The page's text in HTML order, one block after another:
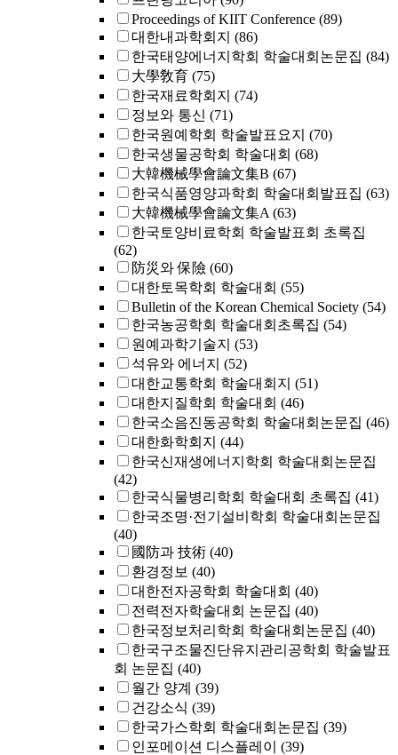
Proceedings of KIIT Conference (89)
대한내과학회지 (86)
한국태양에너지학회 학술대회논문집 (84)
大學敎育 (75)
한국재료학회지 (74)
정보와 통신 (71)
한국원예학회 학술발표요지 (70)
한국생물공학회 학술대회 (68)
大韓機械學會論文集B (67)
한국식품영양과학회 학술대회발표집 (63)
大韓機械學會論文集A (63)
한국토양비료학회 학술발표회 초록집
(62)
防災와 保險 (60)
대한토목학회 학술대회 (55)
Bulletin of the Korean Chemical Society (54)
한국농공학회 학술대회초록집 (54)
원예과학기술지 (53)
석유와 에너지 (52)
대한교통학회 학술대회지 (51)
대한지질학회 학술대회 (46)
한국소음진동공학회 학술대회논문집 (46)
대한화학회지 (44)
한국신재생에너지학회 학술대회논문집
(42)
한국식물병리학회 학술대회 초록집 (41)
한국조명·전기설비학회 학술대회논문집
(40)
國防과 技術 (40)
환경정보 (40)
대한전자공학회 학술대회 (40)
전력전자학술대회 논문집 (40)
한국정보처리학회 학술대회논문집 (40)
한국구조물진단유지관리공학회 학술발표
회 논문집 (40)
월간 양계 (39)
건강소식 (39)
한국가스학회 학술대회논문집 (39)
인포메이션 디스플레이
(39)